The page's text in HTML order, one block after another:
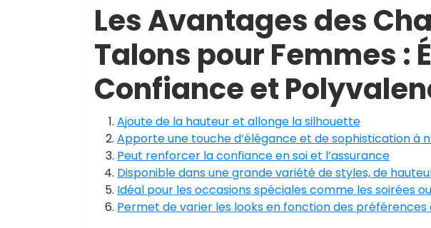
Les Avantages des
Talons pour Femmes :
Confiance et
Ajoute de la hauteur et allonge la silhouette
Apporte une touche d’élégance et de sophistication à
Peut renforcer la confiance en soi et l’assurance
Disponible dans une grande variété de styles, de
Idéal pour les occasions spéciales comme les soirées
Permet de varier les looks en fonction des préférences